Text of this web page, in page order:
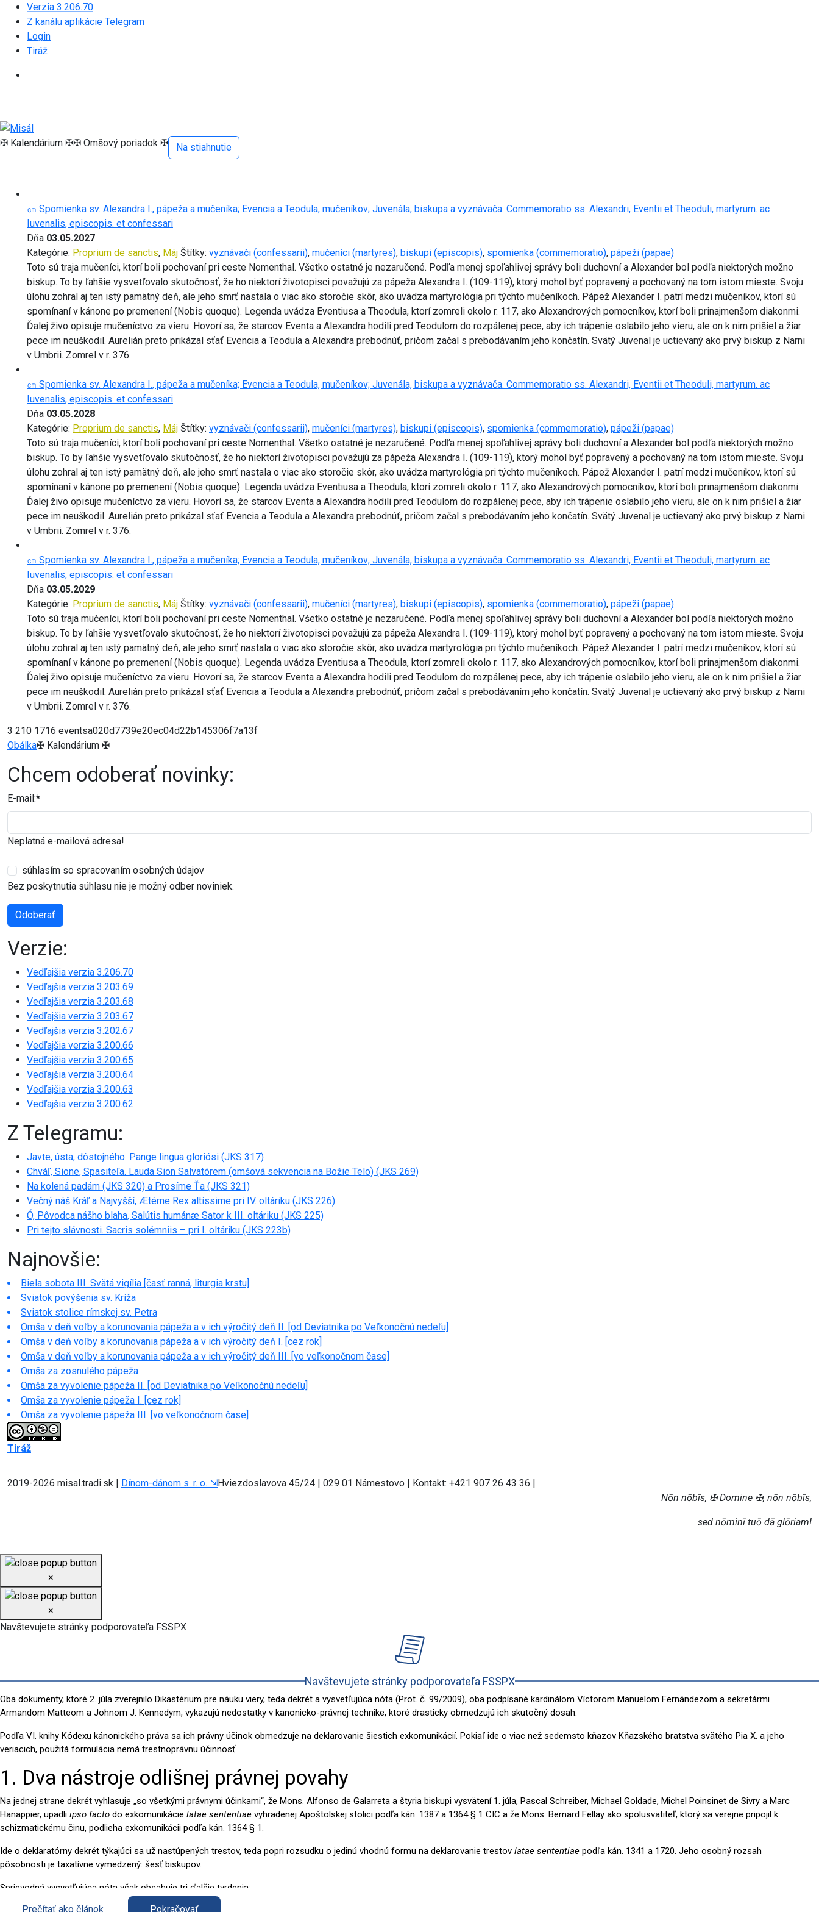
Verzia 3.206.70
Z kanálu aplikácie Telegram
Login
Tiráž
✠ Kalendárium ✠✠ Omšový poriadok ✠ Na stiahnutie
㎝ Spomienka sv. Alexandra I., pápeža a mučeníka; Evencia a Teodula, mučeníkov; Juvenála, biskupa a vyznávača. Commemoratio ss. Alexandri, Eventii et Theoduli, martyrum. ac
Iuvenalis, episcopis. et confessari
Dňa 03.05.2027
Kategórie: Proprium de sanctis, Máj Štítky: vyznávači (confessarii), mučeníci (martyres), biskupi (episcopis), spomienka (commemoratio), pápeži (papae)
Toto sú traja mučeníci, ktorí boli pochovaní pri ceste Nomenthal. Všetko ostatné je nezaručené. Podľa menej spoľahlivej správy boli duchovní a Alexander bol podľa niektorých možno
biskup. To by ľahšie vysvetľovalo skutočnosť, že ho niektorí životopisci považujú za pápeža Alexandra I. (109-119), ktorý mohol byť popravený a pochovaný na tom istom mieste. Svoju
úlohu zohral aj ten istý pamätný deň, ale jeho smrť nastala o viac ako storočie skôr, ako uvádza martyrológia pri týchto mučeníkoch. Pápež Alexander I. patrí medzi mučeníkov, ktorí sú
spomínaní v kánone po premenení (Nobis quoque). Legenda uvádza Eventiusa a Theodula, ktorí zomreli okolo r. 117, ako Alexandrových pomocníkov, ktorí boli prinajmenšom diakonmi.
Ďalej živo opisuje mučeníctvo za vieru. Hovorí sa, že starcov Eventa a Alexandra hodili pred Teodulom do rozpálenej pece, aby ich trápenie oslabilo jeho vieru, ale on k nim prišiel a žiar
pece im neuškodil. Aurelián preto prikázal sťať Evencia a Teodula a Alexandra prebodnúť, pričom začal s prebodávaním jeho končatín. Svätý Juvenal je uctievaný ako prvý biskup z Narni
v Umbrii. Zomrel v r. 376.
㎝ Spomienka sv. Alexandra I., pápeža a mučeníka; Evencia a Teodula, mučeníkov; Juvenála, biskupa a vyznávača. Commemoratio ss. Alexandri, Eventii et Theoduli, martyrum. ac
Iuvenalis, episcopis. et confessari
Dňa 03.05.2028
Kategórie: Proprium de sanctis, Máj Štítky: vyznávači (confessarii), mučeníci (martyres), biskupi (episcopis), spomienka (commemoratio), pápeži (papae)
Toto sú traja mučeníci, ktorí boli pochovaní pri ceste Nomenthal. Všetko ostatné je nezaručené. Podľa menej spoľahlivej správy boli duchovní a Alexander bol podľa niektorých možno
biskup. To by ľahšie vysvetľovalo skutočnosť, že ho niektorí životopisci považujú za pápeža Alexandra I. (109-119), ktorý mohol byť popravený a pochovaný na tom istom mieste. Svoju
úlohu zohral aj ten istý pamätný deň, ale jeho smrť nastala o viac ako storočie skôr, ako uvádza martyrológia pri týchto mučeníkoch. Pápež Alexander I. patrí medzi mučeníkov, ktorí sú
spomínaní v kánone po premenení (Nobis quoque). Legenda uvádza Eventiusa a Theodula, ktorí zomreli okolo r. 117, ako Alexandrových pomocníkov, ktorí boli prinajmenšom diakonmi.
Ďalej živo opisuje mučeníctvo za vieru. Hovorí sa, že starcov Eventa a Alexandra hodili pred Teodulom do rozpálenej pece, aby ich trápenie oslabilo jeho vieru, ale on k nim prišiel a žiar
pece im neuškodil. Aurelián preto prikázal sťať Evencia a Teodula a Alexandra prebodnúť, pričom začal s prebodávaním jeho končatín. Svätý Juvenal je uctievaný ako prvý biskup z Narni
v Umbrii. Zomrel v r. 376.
㎝ Spomienka sv. Alexandra I., pápeža a mučeníka; Evencia a Teodula, mučeníkov; Juvenála, biskupa a vyznávača. Commemoratio ss. Alexandri, Eventii et Theoduli, martyrum. ac
Iuvenalis, episcopis. et confessari
Dňa 03.05.2029
Kategórie: Proprium de sanctis, Máj Štítky: vyznávači (confessarii), mučeníci (martyres), biskupi (episcopis), spomienka (commemoratio), pápeži (papae)
Toto sú traja mučeníci, ktorí boli pochovaní pri ceste Nomenthal. Všetko ostatné je nezaručené. Podľa menej spoľahlivej správy boli duchovní a Alexander bol podľa niektorých možno
biskup. To by ľahšie vysvetľovalo skutočnosť, že ho niektorí životopisci považujú za pápeža Alexandra I. (109-119), ktorý mohol byť popravený a pochovaný na tom istom mieste. Svoju
úlohu zohral aj ten istý pamätný deň, ale jeho smrť nastala o viac ako storočie skôr, ako uvádza martyrológia pri týchto mučeníkoch. Pápež Alexander I. patrí medzi mučeníkov, ktorí sú
spomínaní v kánone po premenení (Nobis quoque). Legenda uvádza Eventiusa a Theodula, ktorí zomreli okolo r. 117, ako Alexandrových pomocníkov, ktorí boli prinajmenšom diakonmi.
Ďalej živo opisuje mučeníctvo za vieru. Hovorí sa, že starcov Eventa a Alexandra hodili pred Teodulom do rozpálenej pece, aby ich trápenie oslabilo jeho vieru, ale on k nim prišiel a žiar
pece im neuškodil. Aurelián preto prikázal sťať Evencia a Teodula a Alexandra prebodnúť, pričom začal s prebodávaním jeho končatín. Svätý Juvenal je uctievaný ako prvý biskup z Narni
v Umbrii. Zomrel v r. 376.
3 210 1716 eventsa020d7739e20ec04d22b145306f7a13f
Obálka✠ Kalendárium ✠
Chcem odoberať novinky:
E-mail:*
Neplatná e-mailová adresa!
súhlasím so spracovaním osobných údajov
Bez poskytnutia súhlasu nie je možný odber noviniek.
Odoberať
Verzie:
Vedľajšia verzia 3.206.70
Vedľajšia verzia 3.203.69
Vedľajšia verzia 3.203.68
Vedľajšia verzia 3.203.67
Vedľajšia verzia 3.202.67
Vedľajšia verzia 3.200.66
Vedľajšia verzia 3.200.65
Vedľajšia verzia 3.200.64
Vedľajšia verzia 3.200.63
Vedľajšia verzia 3.200.62
Z Telegramu:
Javte, ústa, dôstojného. Pange lingua gloriósi (JKS 317)
Chváľ, Sione, Spasiteľa. Lauda Sion Salvatórem (omšová sekvencia na Božie Telo) (JKS 269)
Na kolená padám (JKS 320) a Prosíme Ťa (JKS 321)
Večný náš Kráľ a Najvyšší, Ætérne Rex altíssime pri IV. oltáriku (JKS 226)
Ó, Pôvodca nášho blaha, Salútis humánæ Sator k III. oltáriku (JKS 225)
Pri tejto slávnosti. Sacris solémniis – pri I. oltáriku (JKS 223b)
Najnovšie:
Biela sobota III. Svätá vigília [časť ranná, liturgia krstu]
Sviatok povýšenia sv. Kríža
Sviatok stolice rímskej sv. Petra
Omša v deň voľby a korunovania pápeža a v ich výročitý deň II. [od Deviatnika po Veľkonočnú nedeľu]
Omša v deň voľby a korunovania pápeža a v ich výročitý deň I. [cez rok]
Omša v deň voľby a korunovania pápeža a v ich výročitý deň III. [vo veľkonočnom čase]
Omša za zosnulého pápeža
Omša za vyvolenie pápeža II. [od Deviatnika po Veľkonočnú nedeľu]
Omša za vyvolenie pápeža I. [cez rok]
Omša za vyvolenie pápeža III. [vo veľkonočnom čase]
Tiráž
2019-2026 misal.tradi.sk | Dínom-dánom s. r. o. ⇲Hviezdoslavova 45/24 | 029 01 Námestovo | Kontakt: +421 907 26 43 36 |
Nōn nōbīs, ✠ Domine ✠, nōn nōbīs,
sed nōminī tuō dā glōriam!
×
×
Navštevujete stránky podporovateľa FSSPX
Navštevujete stránky podporovateľa FSSPX
Oba dokumenty, ktoré 2. júla zverejnilo Dikastérium pre náuku viery, teda dekrét a vysvetľujúca nóta (Prot. č. 99/2009), oba podpísané kardinálom Víctorom Manuelom Fernándezom a sekretármi
Armandom Matteom a Johnom J. Kennedym, vykazujú nedostatky v kanonicko-právnej technike, ktoré drasticky obmedzujú ich skutočný dosah.
Podľa VI. knihy Kódexu kánonického práva sa ich právny účinok obmedzuje na deklarovanie šiestich exkomunikácií. Pokiaľ ide o viac než sedemsto kňazov Kňazského bratstva svätého Pia X. a jeho
veriacich, použitá formulácia nemá trestnoprávnu účinnosť.
1. Dva nástroje odlišnej právnej povahy
Na jednej strane dekrét vyhlasuje „so všetkými právnymi účinkami“, že Mons. Alfonso de Galarreta a štyria biskupi vysvätení 1. júla, Pascal Schreiber, Michael Goldade, Michel Poinsinet de Sivry a Marc
Hanappier, upadli ipso facto do exkomunikácie latae sententiae vyhradenej Apoštolskej stolici podľa kán. 1387 a 1364 § 1 CIC a že Mons. Bernard Fellay ako spolusvätiteľ, ktorý sa verejne pripojil k
schizmatickému činu, podlieha exkomunikácii podľa kán. 1364 § 1.
Ide o deklaratórny dekrét týkajúci sa už nastúpených trestov, teda popri rozsudku o jedinú vhodnú formu na deklarovanie trestov latae sententiae podľa kán. 1341 a 1720. Jeho osobný rozsah
pôsobnosti je taxatívne vymedzený: šesť biskupov.
Sprievodná vysvetľujúca nóta však obsahuje tri ďalšie tvrdenia:
Prečítať ako článok Pokračovať